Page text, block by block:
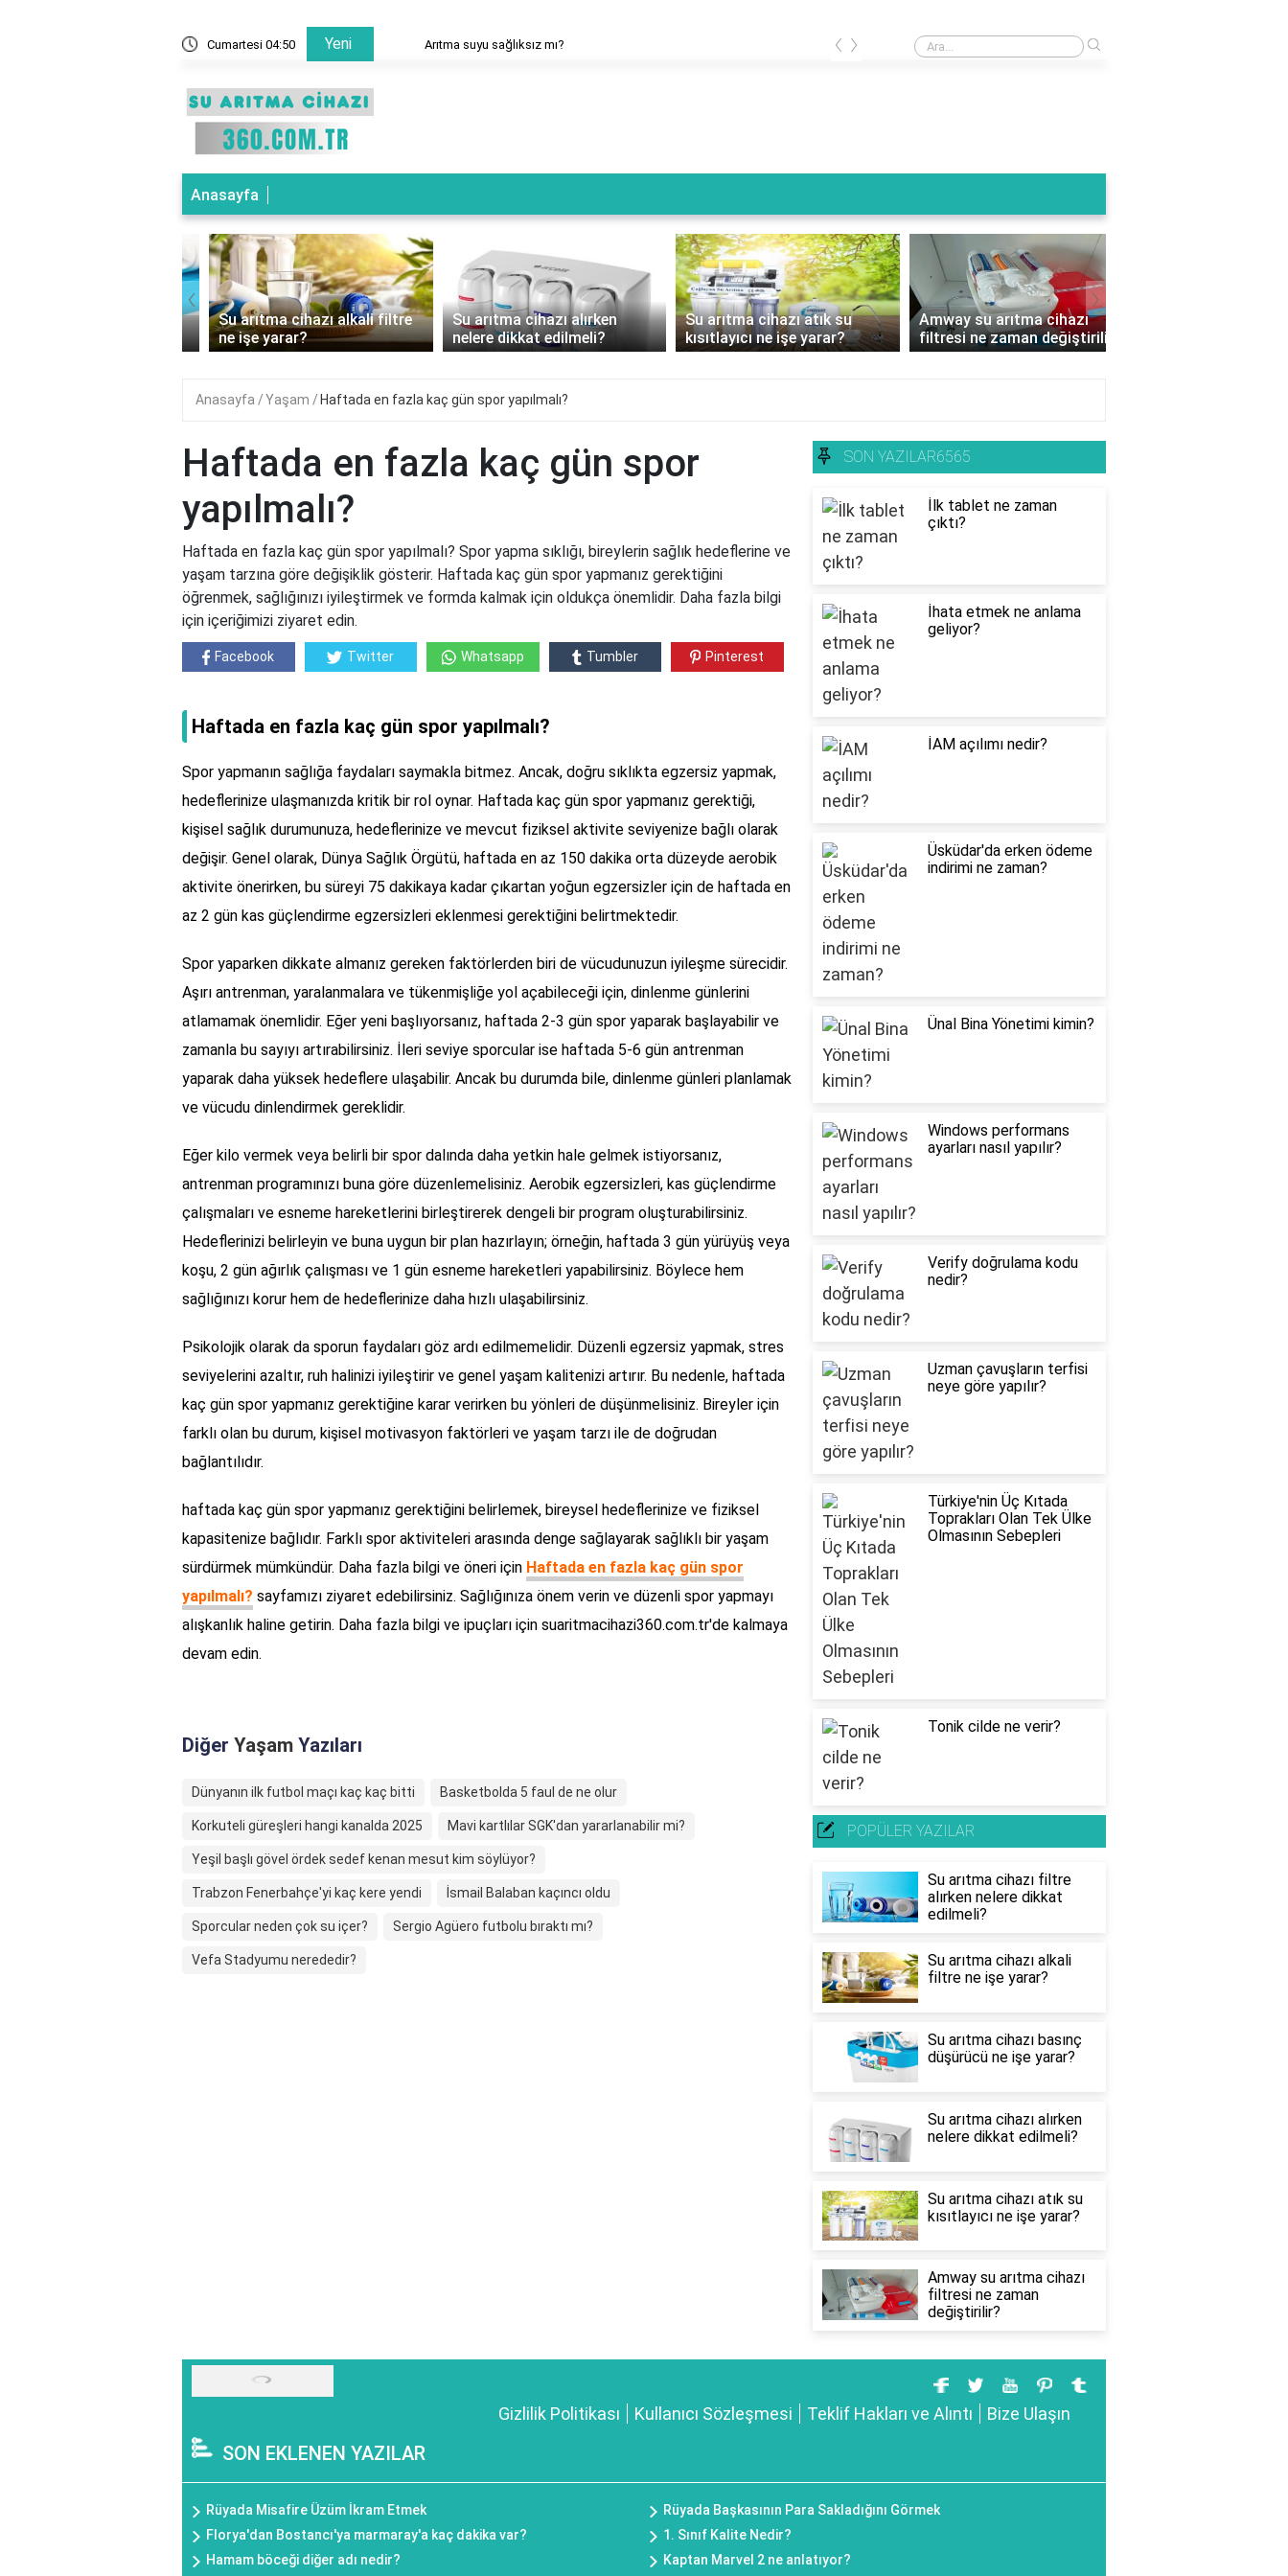
Cumartesi 04:50 Yeni Arıtma suyu sağlıksız mı? Arıtma cihazının atık suyu kullanılır mı?
‹ ›
Anasayfa
Su arıtma cihazı alkali filtre
ne işe yarar?
Su arıtma cihazı alırken
nelere dikkat edilmeli?
Su arıtma cihazı atık su
kısıtlayıcı ne işe yarar?
Amway su arıtma cihazı
filtresi ne zaman değiştirilir?
‹ ›
Anasayfa Yaşam Haftada en fazla kaç gün spor yapılmalı?
Haftada en fazla kaç gün spor
yapılmalı?
Haftada en fazla kaç gün spor yapılmalı? Spor yapma sıklığı, bireylerin sağlık hedeflerine ve
yaşam tarzına göre değişiklik gösterir. Haftada kaç gün spor yapmanız gerektiğini
öğrenmek, sağlığınızı iyileştirmek ve formda kalmak için oldukça önemlidir. Daha fazla bilgi
için içeriğimizi ziyaret edin.
Facebook Twitter Whatsapp Tumbler Pinterest
Haftada en fazla kaç gün spor yapılmalı?
Spor yapmanın sağlığa faydaları saymakla bitmez. Ancak, doğru sıklıkta egzersiz yapmak,
hedeflerinize ulaşmanızda kritik bir rol oynar. Haftada kaç gün spor yapmanız gerektiği,
kişisel sağlık durumunuza, hedeflerinize ve mevcut fiziksel aktivite seviyenize bağlı olarak
değişir. Genel olarak, Dünya Sağlık Örgütü, haftada en az 150 dakika orta düzeyde aerobik
aktivite önerirken, bu süreyi 75 dakikaya kadar çıkartan yoğun egzersizler için de haftada en
az 2 gün kas güçlendirme egzersizleri eklenmesi gerektiğini belirtmektedir.
Spor yaparken dikkate almanız gereken faktörlerden biri de vücudunuzun iyileşme sürecidir.
Aşırı antrenman, yaralanmalara ve tükenmişliğe yol açabileceği için, dinlenme günlerini
atlamamak önemlidir. Eğer yeni başlıyorsanız, haftada 2-3 gün spor yaparak başlayabilir ve
zamanla bu sayıyı artırabilirsiniz. İleri seviye sporcular ise haftada 5-6 gün antrenman
yaparak daha yüksek hedeflere ulaşabilir. Ancak bu durumda bile, dinlenme günleri planlamak
ve vücudu dinlendirmek gereklidir.
Eğer kilo vermek veya belirli bir spor dalında daha yetkin hale gelmek istiyorsanız,
antrenman programınızı buna göre düzenlemelisiniz. Aerobik egzersizleri, kas güçlendirme
çalışmaları ve esneme hareketlerini birleştirerek dengeli bir program oluşturabilirsiniz.
Hedeflerinizi belirleyin ve buna uygun bir plan hazırlayın; örneğin, haftada 3 gün yürüyüş veya
koşu, 2 gün ağırlık çalışması ve 1 gün esneme hareketleri yapabilirsiniz. Böylece hem
sağlığınızı korur hem de hedeflerinize daha hızlı ulaşabilirsiniz.
Psikolojik olarak da sporun faydaları göz ardı edilmemelidir. Düzenli egzersiz yapmak, stres
seviyelerini azaltır, ruh halinizi iyileştirir ve genel yaşam kalitenizi artırır. Bu nedenle, haftada
kaç gün spor yapmanız gerektiğine karar verirken bu yönleri de düşünmelisiniz. Bireyler için
farklı olan bu durum, kişisel motivasyon faktörleri ve yaşam tarzı ile de doğrudan
bağlantılıdır.
haftada kaç gün spor yapmanız gerektiğini belirlemek, bireysel hedeflerinize ve fiziksel
kapasitenize bağlıdır. Farklı spor aktiviteleri arasında denge sağlayarak sağlıklı bir yaşam
sürdürmek mümkündür. Daha fazla bilgi ve öneri için Haftada en fazla kaç gün spor
yapılmalı? sayfamızı ziyaret edebilirsiniz. Sağlığınıza önem verin ve düzenli spor yapmayı
alışkanlık haline getirin. Daha fazla bilgi ve ipuçları için suaritmacihazi360.com.tr'de kalmaya
devam edin.
Diğer Yaşam Yazıları
Dünyanın ilk futbol maçı kaç kaç bitti Basketbolda 5 faul de ne olur
Korkuteli güreşleri hangi kanalda 2025 Mavi kartlılar SGK'dan yararlanabilir mi?
Yeşil başlı gövel ördek sedef kenan mesut kim söylüyor?
Trabzon Fenerbahçe'yi kaç kere yendi İsmail Balaban kaçıncı oldu
Sporcular neden çok su içer? Sergio Agüero futbolu bıraktı mı?
Vefa Stadyumu nerededir?
SON YAZILAR6565
İlk tablet ne zaman
çıktı?
İhata etmek ne anlama
geliyor?
İAM açılımı nedir?
Üsküdar'da erken ödeme
indirimi ne zaman?
Ünal Bina Yönetimi kimin?
Windows performans
ayarları nasıl yapılır?
Verify doğrulama kodu
nedir?
Uzman çavuşların terfisi
neye göre yapılır?
Türkiye'nin Üç Kıtada
Toprakları Olan Tek Ülke
Olmasının Sebepleri
Tonik cilde ne verir?
POPÜLER YAZILAR
Su arıtma cihazı filtre
alırken nelere dikkat
edilmeli?
Su arıtma cihazı alkali
filtre ne işe yarar?
Su arıtma cihazı basınç
düşürücü ne işe yarar?
Su arıtma cihazı alırken
nelere dikkat edilmeli?
Su arıtma cihazı atık su
kısıtlayıcı ne işe yarar?
Amway su arıtma cihazı
filtresi ne zaman
değiştirilir?
Gizlilik Politikası Kullanıcı Sözleşmesi Teklif Hakları ve Alıntı Bize Ulaşın
SON EKLENEN YAZILAR
Rüyada Misafire Üzüm İkram Etmek
Rüyada Başkasının Para Sakladığını Görmek
Florya'dan Bostancı'ya marmaray'a kaç dakika var?
1. Sınıf Kalite Nedir?
Hamam böceği diğer adı nedir?
Kaptan Marvel 2 ne anlatıyor?